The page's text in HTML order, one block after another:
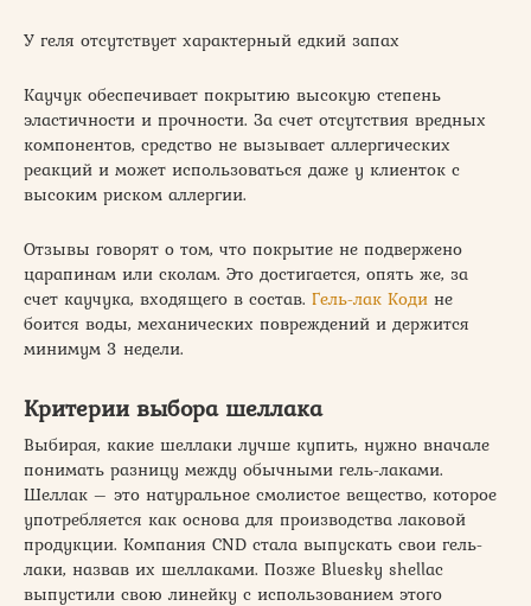
У геля отсутствует характерный едкий запах
Каучук обеспечивает покрытию высокую степень
эластичности и прочности. За счет отсутствия вредных
компонентов, средство не вызывает аллергических
реакций и может использоваться даже у клиенток с
высоким риском аллергии.
Отзывы говорят о том, что покрытие не подвержено
царапинам или сколам. Это достигается, опять же, за
счет каучука, входящего в состав. Гель-лак Коди не
боится воды, механических повреждений и держится
минимум 3 недели.
Критерии выбора шеллака
Выбирая, какие шеллаки лучше купить, нужно вначале
понимать разницу между обычными гель-лаками.
Шеллак – это натуральное смолистое вещество, которое
употребляется как основа для производства лаковой
продукции. Компания CND стала выпускать свои гель-
лаки, назвав их шеллаками. Позже Bluesky shellac
выпустили свою линейку с использованием этого